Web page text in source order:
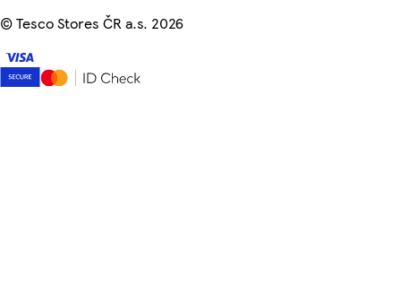
©Tesco Stores ČR a.s. 2026